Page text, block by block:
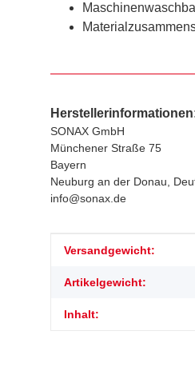
SONAX GmbH
Münchener Straße 75
Bayern
Neuburg an der Donau,
info@sonax.de
Produkteigenschaft
Wert
Versandgewicht:
Artikelgewicht:
Inhalt: